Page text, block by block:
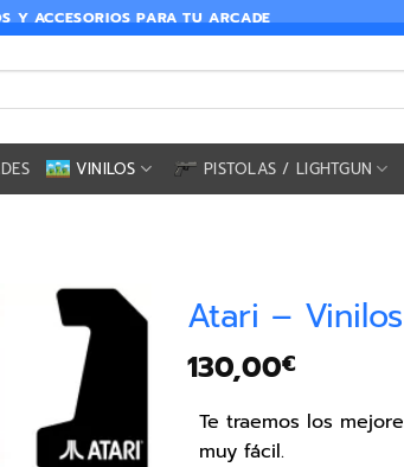
Y ACCESORIOS PARA TU ARCADE
VINILOS PISTOLAS / LIGHTGUN
Atari –
130,00€
Te traemos los
muy fácil.